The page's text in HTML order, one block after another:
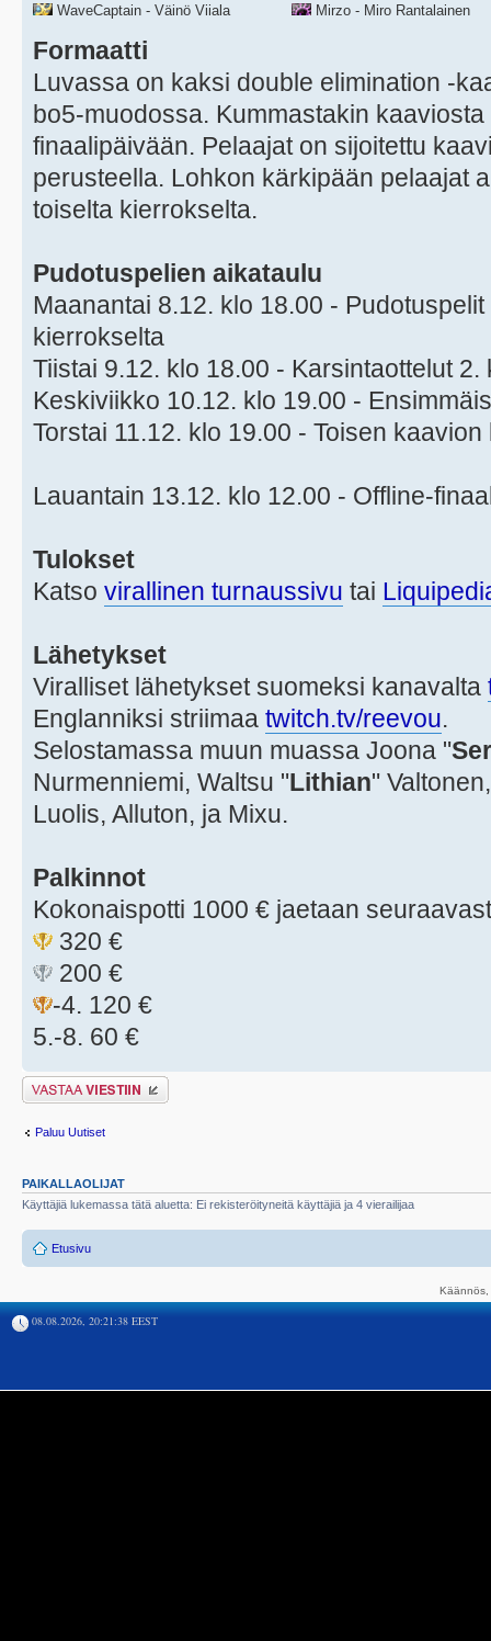
WaveCaptain - Väinö Viiala
Mirzo - Miro Rantalainen
Formaatti
Luvassa on kaksi double elimination -
bo5-muodossa. Kummastakin
finaalipäivään. Pelaajat on sijoitettu
perusteella. Lohkon kärkipään pelaajat
toiselta kierrokselta.
Pudotuspelien aikataulu
Maanantai 8.12. klo 18.00 -
kierrokselta
Tiistai 9.12. klo 18.00 - Karsintaottelut 2.
Keskiviikko 10.12. klo 19.00 -
Torstai 11.12. klo 19.00 - Toisen
Lauantain 13.12. klo 12.00 - Offline-
Tulokset
Katso virallinen turnaussivu tai
Lähetykset
Viralliset lähetykset suomeksi kanavalta
Englanniksi striimaa twitch.tv/reevou.
Selostamassa muun muassa Joona "
Nurmenniemi, Waltsu "Lithian"
Luolis, Alluton, ja Mixu.
Palkinnot
Kokonaispotti 1000 € jaetaan
320 €
200 €
-4. 120 €
5.-8. 60 €
Lähetä vastaus
Paluu Uutiset
PAIKALLAOLIJAT
Käyttäjiä lukemassa tätä aluetta: Ei rekisteröityneitä käyttäjiä ja 4 vierailijaa
Etusivu
08.08.2026, 20:21:38 EEST